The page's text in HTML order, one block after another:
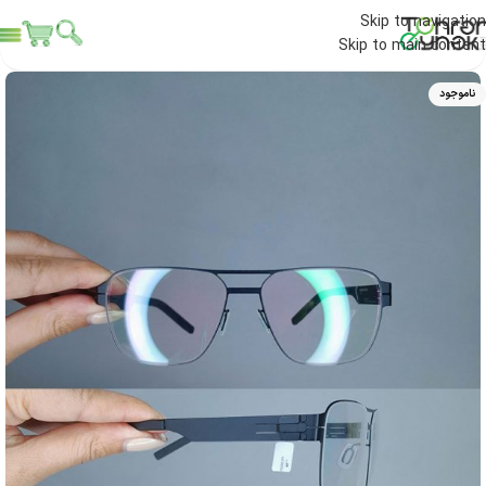
Skip to navigation
Skip to main content
ناموجود